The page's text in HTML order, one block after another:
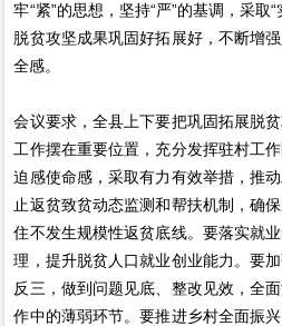
牢“紧”的思想，坚持“严”的基调，采取
脱贫攻坚成果巩固好拓展好，不断增
全感。
会议要求，全县上下要把巩固拓展脱
工作摆在重要位置，充分发挥驻村工
迫感使命感，采取有力有效举措，推
止返贫致贫动态监测和帮扶机制，确
住不发生规模性返贫底线。要落实就
理，提升脱贫人口就业创业能力。要
反三，做到问题见底、整改见效，全
作中的薄弱环节。要推进乡村全面振